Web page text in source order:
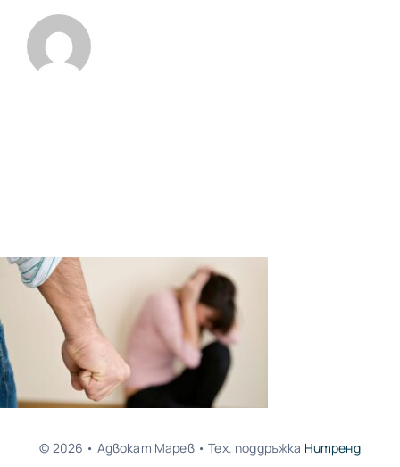
© 2026 • Адвокат Марев • Тех. поддръжка Нитренд